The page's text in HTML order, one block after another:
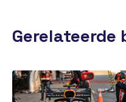
Gerelateerde